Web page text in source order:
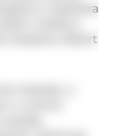
e obstetra
médico
Israelita Albert
tratada, a
a outros